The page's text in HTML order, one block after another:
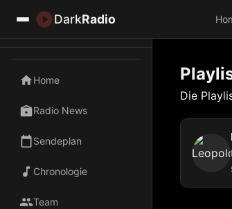
DarkRadio
Home
Radio News
Sendeplan
Chronologie
Team
Die